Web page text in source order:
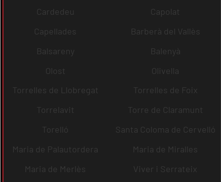
Cardedeu
Capolat
Capellades
Barberà del Vallès
Balsareny
Balenyà
Olost
Olivella
Torrelles de Llobregat
Torrelles de Foix
Torrelavit
Torre de Claramunt
Torelló
Santa Coloma de Cervelló
Maria de Palautordera
Maria de Miralles
Maria de Merlès
Viver i Serrateix